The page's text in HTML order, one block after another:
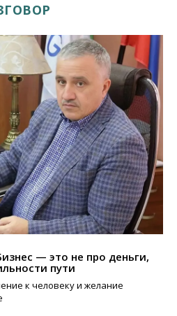
— это не про деньги,
пути
к человеку и желание